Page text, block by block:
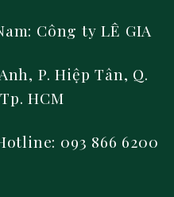
Công ty LÊ GIA
P. Hiệp Tân, Q.
HCM
093 866 6200